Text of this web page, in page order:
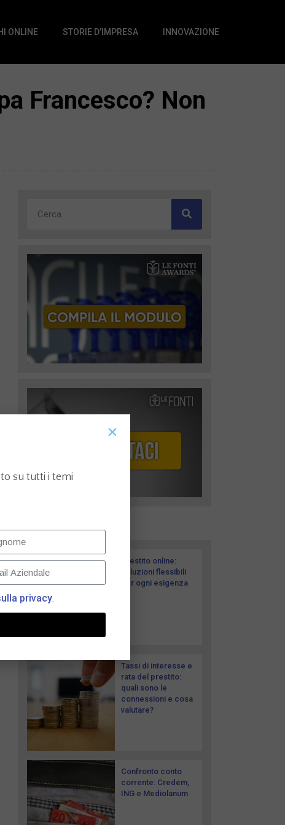
ONLINE STORIE D’IMPRESA INNOVAZIONE
Francesco? Non
I più recenti
Prestito online:
soluzioni flessibili
per ogni esigenza
Tassi di interesse e
rata del prestito:
quali sono le
connessioni e cosa
valutare?
Confronto conto
corrente: Credem,
ING e Mediolanum
su tutti i temi
privacy.